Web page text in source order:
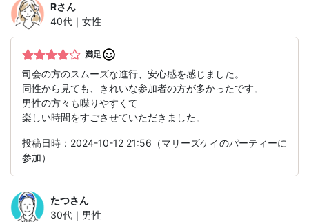
Rさん
40代｜女性
満足
司会の方のスムーズな進行、安心感を感じました。
同性から見ても、きれいな参加者の方が多かったです。
男性の方々も喋りやすくて
楽しい時間をすごさせていただきました。
投稿日時：2024-10-12 21:56（マリーズケイのパーティーに
参加）
たつさん
30代｜男性